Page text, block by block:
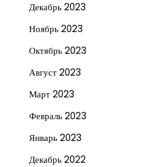
Декабрь 2023
Ноябрь 2023
Октябрь 2023
Август 2023
Март 2023
Февраль 2023
Январь 2023
Декабрь 2022